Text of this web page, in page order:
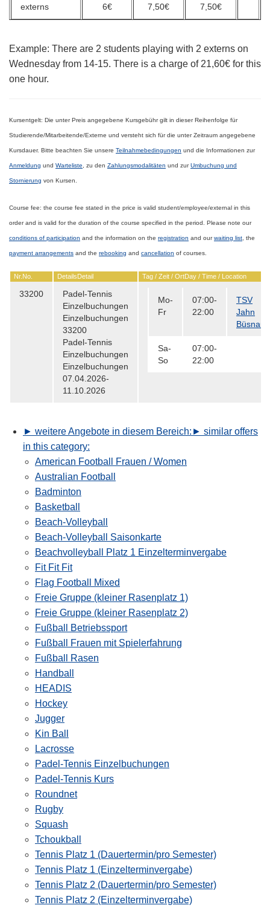
externs 6€ 7,50€ 7,50€
Example: There are 2 students playing with 2 externs on
Wednesday from 14-15. There is a charge of 21,60€ for this
one hour.
Kursentgelt: Die unter Preis angegebene Kursgebühr gilt in dieser Reihenfolge für
Studierende/Mitarbeitende/Externe und versteht sich für die unter Zeitraum angegebene
Kursdauer. Bitte beachten Sie unsere Teilnahmebedingungen und die Informationen zur
Anmeldung und Warteliste , zu den Zahlungsmodalitäten und zurUmbuchung und
Stornierung von Kursen.
Course fee: the course fee stated in the price is valid student/employee/external in this
order and is valid for the duration of the course specified in the period. Please note our
conditions of participation and the information on the registration and ourwaiting list , the
payment arrangements and the rebooking and cancellation of courses.
Nr. No. DetailsDetail Tag / Zeit / OrtDay / Time / Location
33200
Padel-Tennis
Einzelbuchungen
Einzelbuchungen
33200
Padel-Tennis
Einzelbuchungen
Einzelbuchungen
07.04.2026-
11.10.2026
Mo-
Fr
07:00-
22:00
TSV
Jahn
Büsnau
Sa-
So
07:00-
22:00
► weitere Angebote in diesem Bereich: ► similar offers
in this category:
American Football Frauen / Women
Australian Football
Badminton
Basketball
Beach-Volleyball
Beach-Volleyball Saisonkarte
Beachvolleyball Platz 1 Einzelterminvergabe
Fit Fit Fit
Flag Football Mixed
Freie Gruppe (kleiner Rasenplatz 1)
Freie Gruppe (kleiner Rasenplatz 2)
Fußball Betriebssport
Fußball Frauen mit Spielerfahrung
Fußball Rasen
Handball
HEADIS
Hockey
Jugger
Kin Ball
Lacrosse
Padel-Tennis Einzelbuchungen
Padel-Tennis Kurs
Roundnet
Rugby
Squash
Tchoukball
Tennis Platz 1 (Dauertermin/pro Semester)
Tennis Platz 1 (Einzelterminvergabe)
Tennis Platz 2 (Dauertermin/pro Semester)
Tennis Platz 2 (Einzelterminvergabe)